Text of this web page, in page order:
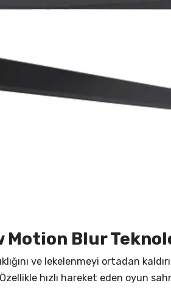
Motion Blur
ve lekelenmeyi ortadan
hızlı hareket eden oyun